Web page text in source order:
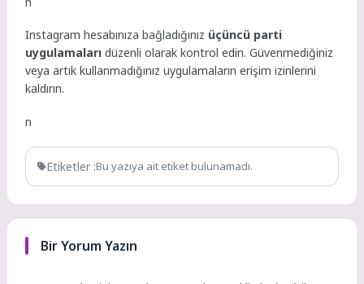
Instagram hesabınıza bağladığınız üçüncü parti
uygulamaları düzenli olarak kontrol edin. Güvenmediğiniz
veya artık kullanmadığınız uygulamaların erişim izinlerini
kaldırın.
n
Etiketler :Bu yazıya ait etiket bulunamadı.
Bir Yorum Yazın